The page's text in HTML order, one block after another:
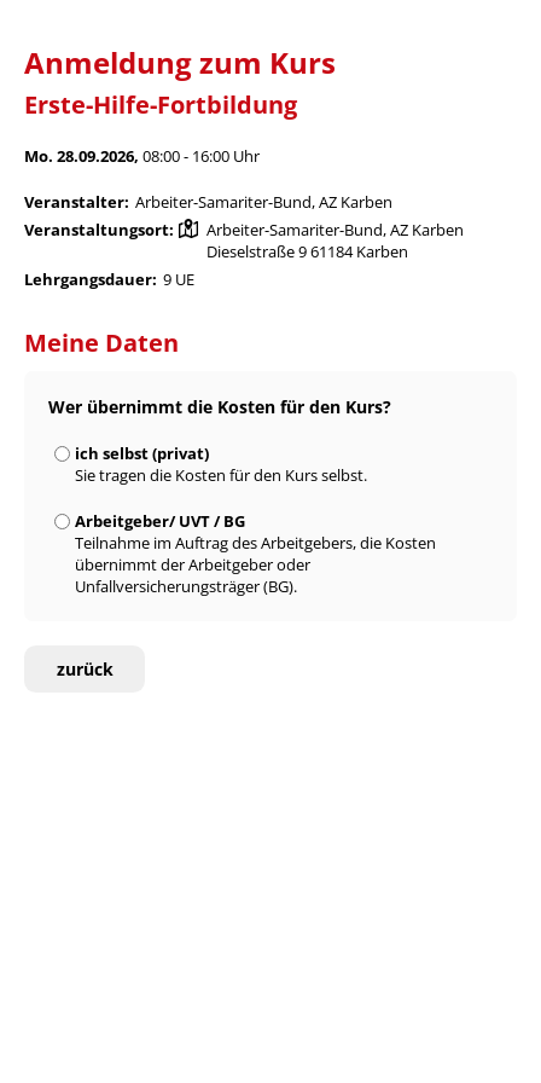
Anmeldung zum Kurs
Erste-Hilfe-Fortbildung
Mo. 28.09.2026, 08:00 - 16:00 Uhr
Veranstalter: Arbeiter-Samariter-Bund, AZ Karben
Veranstaltungsort:
Arbeiter-Samariter-Bund, AZ Karben
Dieselstraße 9 61184 Karben
Lehrgangsdauer: 9 UE
Meine Daten
Wer übernimmt die Kosten für den Kurs?
ich selbst (privat)
Sie tragen die Kosten für den Kurs selbst.
Arbeitgeber/ UVT / BG
Teilnahme im Auftrag des Arbeitgebers, die Kosten
übernimmt der Arbeitgeber oder
Unfallversicherungsträger (BG).
zurück